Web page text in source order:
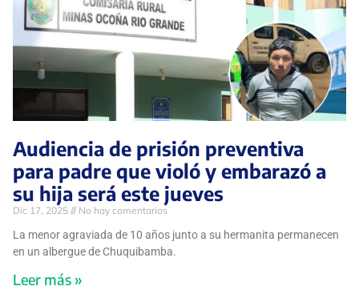
Audiencia de prisión preventiva
para padre que violó y embarazó a
su hija será este jueves
Dic 17, 2025 No hay comentarios
La menor agraviada de 10 años junto a su hermanita permanecen
en un albergue de Chuquibamba.
Leer más »